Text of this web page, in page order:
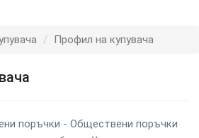
Профил на купувача
поръчки - Обществени поръчки